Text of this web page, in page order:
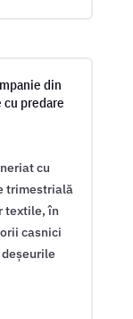
din
predare
cu
trimestrială
textile, în
casnici
deșeurile